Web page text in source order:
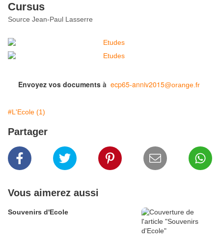
Cursus
Source Jean-Paul Lasserre
Envoyez vos documents à ecp65-anniv2015@orange.fr
#L'Ecole (1)
Partager
Vous aimerez aussi
Souvenirs d'Ecole